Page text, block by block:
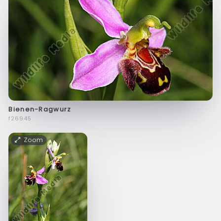
Bienen-Ragwurz
f26945
Zoom